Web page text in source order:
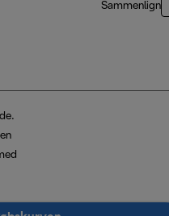
Sammenlign